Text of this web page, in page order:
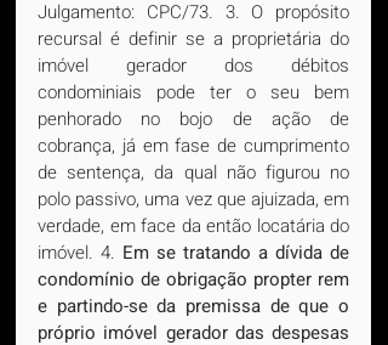
Julgamento: CPC/73. 3. O propósito
recursal é definir se a proprietária do
imóvel gerador dos débitos
condominiais pode ter o seu bem
penhorado no bojo de ação de
cobrança, já em fase de cumprimento
de sentença, da qual não figurou no
polo passivo, uma vez que ajuizada, em
verdade, em face da então locatária do
imóvel. 4. Em se tratando a dívida de
condomínio de obrigação propter rem
e partindo-se da premissa de que o
próprio imóvel gerador das despesas